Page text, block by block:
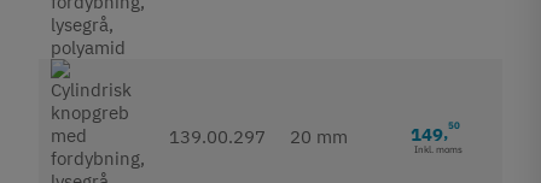
139.00.297 20 mm 149,50
Inkl. moms